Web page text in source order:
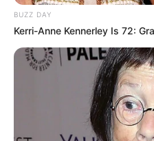
BUZZ DAY
Kerri-Anne Kennerley Is 72: